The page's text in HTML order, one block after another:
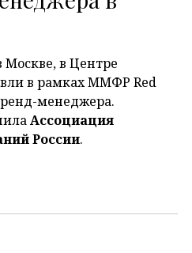
Москве, в Центре
в рамках ММФР Red
менеджера.
Ассоциация
России.